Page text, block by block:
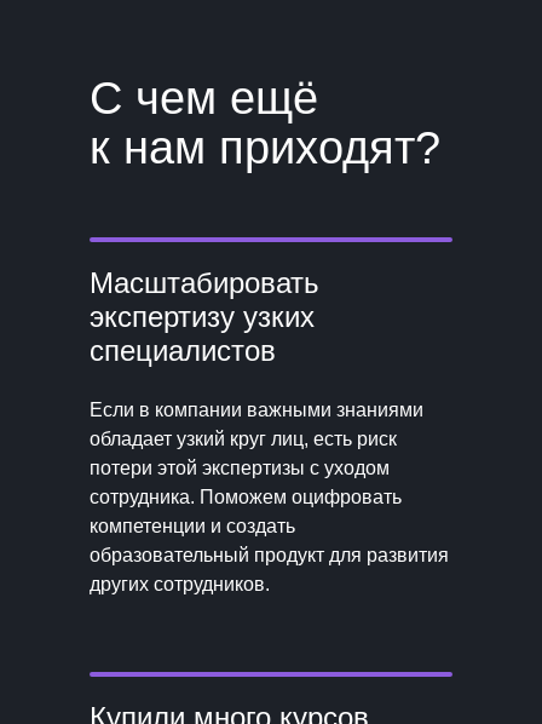
С чем ещё
к нам приходят?
Масштабировать
экспертизу узких
специалистов
Если в компании важными знаниями
обладает узкий круг лиц, есть риск
потери этой экспертизы с уходом
сотрудника. Поможем оцифровать
компетенции и создать
образовательный продукт для развития
других сотрудников.
Купили много курсов